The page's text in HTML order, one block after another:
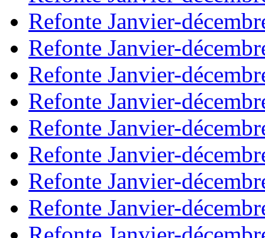
Refonte Janvier-
Refonte Janvier-
Refonte Janvier-
Refonte Janvier-
Refonte Janvier-
Refonte Janvier-
Refonte Janvier-
Refonte Janvier-